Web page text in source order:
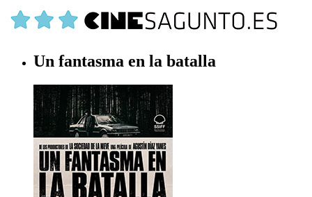
Un fantasma en la batalla